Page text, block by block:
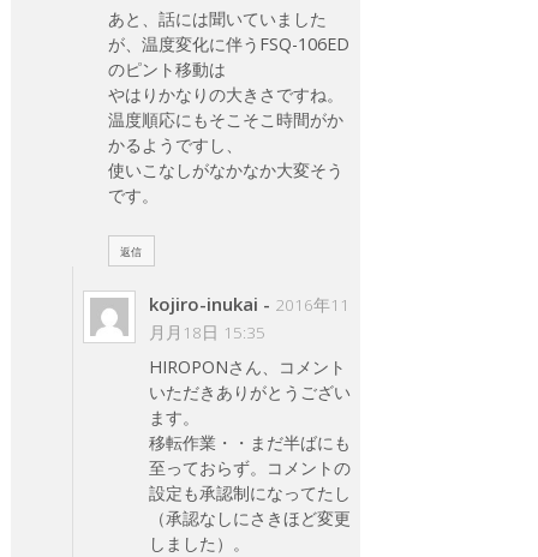
あと、話には聞いていました
が、温度変化に伴うFSQ-106ED
のピント移動は
やはりかなりの大きさですね。
温度順応にもそこそこ時間がか
かるようですし、
使いこなしがなかなか大変そう
です。
返信
kojiro-inukai - 2016年11
月月18日 15:35
HIROPONさん、コメント
いただきありがとうござい
ます。
移転作業・・まだ半ばにも
至っておらず。コメントの
設定も承認制になってたし
（承認なしにさきほど変更
しました）。